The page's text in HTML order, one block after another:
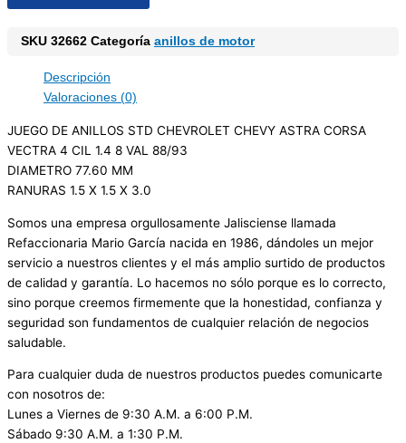
SKU 32662 Categoría anillos de motor
Descripción
Valoraciones (0)
JUEGO DE ANILLOS STD CHEVROLET CHEVY ASTRA CORSA
VECTRA 4 CIL 1.4 8 VAL 88/93
DIAMETRO 77.60 MM
RANURAS 1.5 X 1.5 X 3.0
Somos una empresa orgullosamente Jalisciense llamada
Refaccionaria Mario García nacida en 1986, dándoles un mejor
servicio a nuestros clientes y el más amplio surtido de productos
de calidad y garantía. Lo hacemos no sólo porque es lo correcto,
sino porque creemos firmemente que la honestidad, confianza y
seguridad son fundamentos de cualquier relación de negocios
saludable.
Para cualquier duda de nuestros productos puedes comunicarte
con nosotros de:
Lunes a Viernes de 9:30 A.M. a 6:00 P.M.
Sábado 9:30 A.M. a 1:30 P.M.